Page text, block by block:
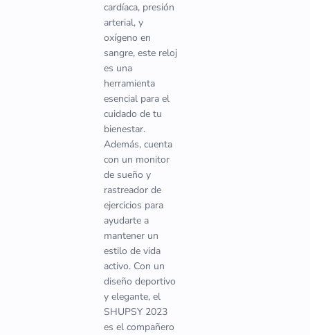
cardíaca, presión
arterial, y
oxígeno en
sangre, este reloj
es una
herramienta
esencial para el
cuidado de tu
bienestar.
Además, cuenta
con un monitor
de sueño y
rastreador de
ejercicios para
ayudarte a
mantener un
estilo de vida
activo. Con un
diseño deportivo
y elegante, el
SHUPSY 2023
es el compañero